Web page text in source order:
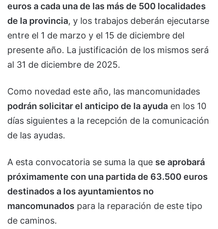
euros a cada una de las más de 500 localidades
de la provincia, y los trabajos deberán ejecutarse
entre el 1 de marzo y el 15 de diciembre del
presente año. La justificación de los mismos será
al 31 de diciembre de 2025.
Como novedad este año, las mancomunidades
podrán solicitar el anticipo de la ayuda en los 10
días siguientes a la recepción de la comunicación
de las ayudas.
A esta convocatoria se suma la que se aprobará
próximamente con una partida de 63.500 euros
destinados a los ayuntamientos no
mancomunados para la reparación de este tipo
de caminos.